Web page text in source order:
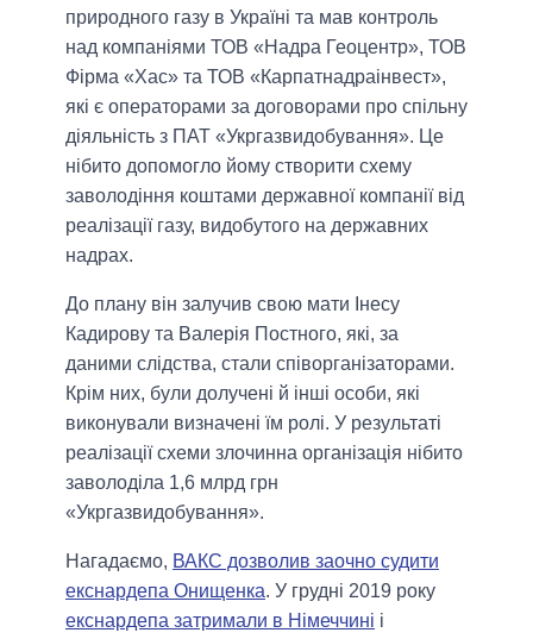
природного газу в Україні та мав контроль
над компаніями ТОВ «Надра Геоцентр», ТОВ
Фірма «Хас» та ТОВ «Карпатнадраінвест»,
які є операторами за договорами про спільну
діяльність з ПАТ «Укргазвидобування». Це
нібито допомогло йому створити схему
заволодіння коштами державної компанії від
реалізації газу, видобутого на державних
надрах.
До плану він залучив свою мати Інесу
Кадирову та Валерія Постного, які, за
даними слідства, стали співорганізаторами.
Крім них, були долучені й інші особи, які
виконували визначені їм ролі. У результаті
реалізації схеми злочинна організація нібито
заволоділа 1,6 млрд грн
«Укргазвидобування».
Нагадаємо, ВАКС дозволив заочно судити
екснардепа Онищенка. У грудні 2019 року
екснардепа затримали в Німеччині і